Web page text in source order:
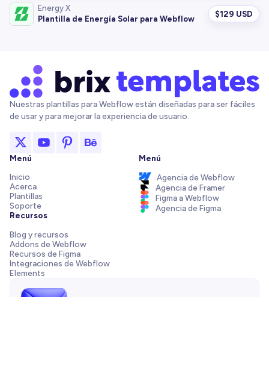
Energy X
Plantilla de Energía Solar para Webflow
$129 USD
Nuestras plantillas para Webflow están diseñadas para ser fáciles
de usar y para mejorar la experiencia de usuario.
Menú
Inicio
Acerca
Plantillas
Soporte
Recursos
Blog y recursos
Addons de Webflow
Recursos de Figma
Integraciones de Webflow
Elements
Menú
Agencia de Webflow
Agencia de Framer
Figma a Webflow
Agencia de Figma